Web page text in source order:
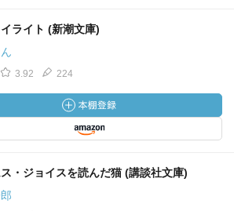
ライト (新潮文庫)
3.92 224
・ジョイスを読んだ猫 (講談社文庫)